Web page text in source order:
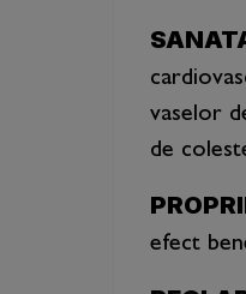
vaselor
de
efect